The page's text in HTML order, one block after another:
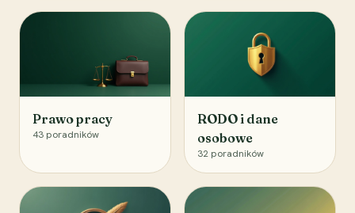
Prawo pracy
43 poradników
RODO i dane
osobowe
32 poradników